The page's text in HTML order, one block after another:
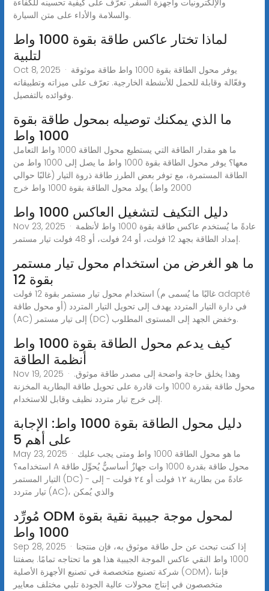
والسلامة والأداء على متن السيارة.
لماذا تختار عاكس طاقة بقوة 1000 واط
لتلبية
Oct 8, 2025 · يوفر محول الطاقة بقوة 1000 واط طاقة موثوقة
وفعّالة وقابلة للحمل للأنشطة الخارجية. تعرّف على ميزاته وتطبيقاته
وفوائده بالتفصيل.
ما الذي يمكنك توصيله بمحول طاقة بقوة
1000 واط
ما هو مقدار الطاقة التي يستطيع محول الطاقة 1000 واط التعامل
معها؟ يوفر محول الطاقة بقوة 1000 واط ما يصل إلى 1000 واط من
الطاقة المستمرة، مع توفر بعض الطرز طاقة ذروة التيار (غالبًا حوالي
2000 واط) يولد محول الطاقة بقوة 1000 واط خرج
دليل التكيف لتشغيل العاكس 1000 واط
Nov 23, 2025 · عادةً ما يُستخدم عاكس طاقة بقوة 1000 واط لأنظمة
إمداد الطاقة بجهد 12 فولت، أو 24 فولت، أو 48 فولت تيار مستمر.
ما هو الغرض من استخدام محول تيار مستمر
بقوة 12
استخدام محول تيار مستمر بقوة 12 فولت (غالبًا ما يُسمى م adapté
أو محول طاقة) في دارة التيار المتردد يهدف إلى تحويل التيار المتردد
(AC) إلى تيار مستمر (DC) وخفض الجهد إلى المستوى المطلوب.
كيف يدعم محول الطاقة بقوة 1000 واط
أنظمة الطاقة
Nov 19, 2025 · وهذا يخلق حاجة واضحة إلى مصدر طاقة موثوق.
محول طاقة بقدرة 1000 وات قادرة على تحويل طاقة البطارية المخزنة
إلى خرج تيار متردد نظيف وقابل للاستخدام.
دليل محول الطاقة بقوة 1000 واط: الإجابة
على أهم 5
May 23, 2025 · ما هو محول الطاقة 1000 واط ومتى يجب عليك
استخدامه؟ A محول طاقة بقدرة 1000 وات جهازٌ أساسيٌّ يُحوِّل طاقة
التيار المستمر (DC) - عادةً من بطارية ١٢ فولت أو ٢٤ فولت - إلى
تيار متردد (AC)، والذي يُمكن
مُورِّد ODM لمحول موجة جيبية نقية بقوة
1000 واط
Sep 28, 2025 · إذا كنت تبحث عن حل طاقة موثوق به، فإن منتجنا
1000 واط النقي عاكس الموجة الجيبية هذا هو ما تحتاجه تمامًا. بصفتنا
شركة تصنيع متخصصة في تصنيع الأجهزة الأصلية (ODM)، فإننا
متخصصون في إنتاج محولات عالية الجودة تلبي مختلف معايير